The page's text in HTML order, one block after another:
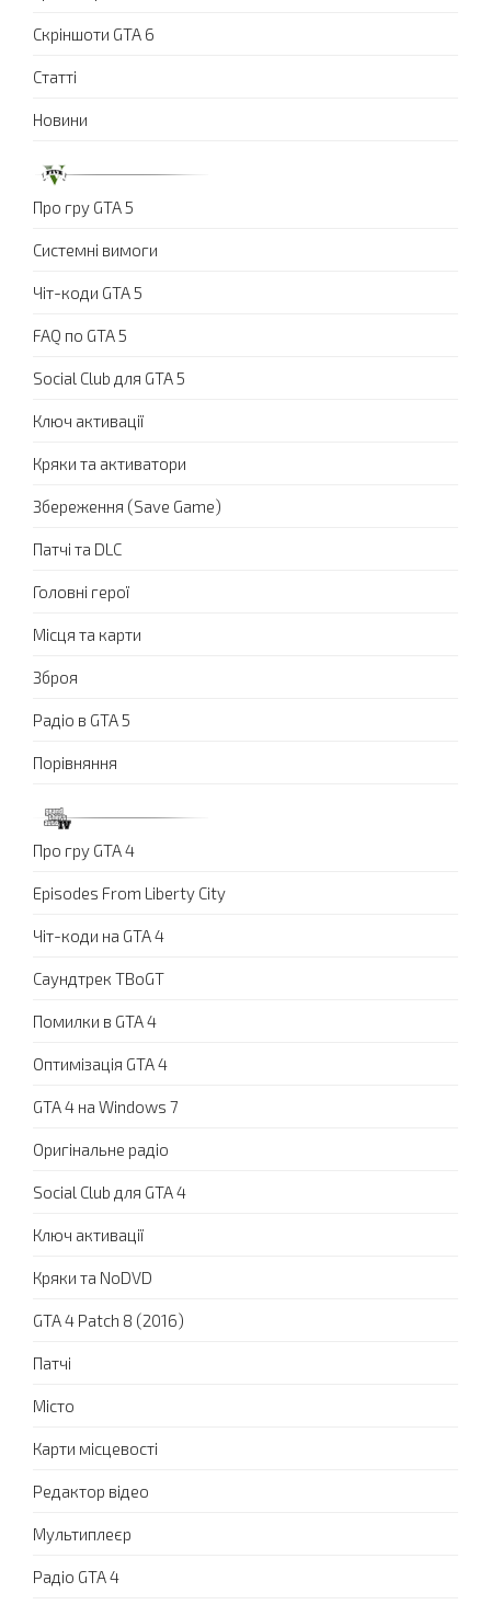
Скріншоти GTA 6
Статті
Новини
Про гру GTA 5
Системні вимоги
Чіт-коди GTA 5
FAQ по GTA 5
Social Club для GTA 5
Ключ активації
Кряки та активатори
Збереження (Save Game)
Патчі та DLC
Головні герої
Місця та карти
Зброя
Радіо в GTA 5
Порівняння
Про гру GTA 4
Episodes From Liberty City
Чіт-коди на GTA 4
Саундтрек TBoGT
Помилки в GTA 4
Оптимізація GTA 4
GTA 4 на Windows 7
Оригінальне радіо
Social Club для GTA 4
Ключ активації
Кряки та NoDVD
GTA 4 Patch 8 (2016)
Патчі
Місто
Карти місцевості
Редактор відео
Мультиплеєр
Радіо GTA 4